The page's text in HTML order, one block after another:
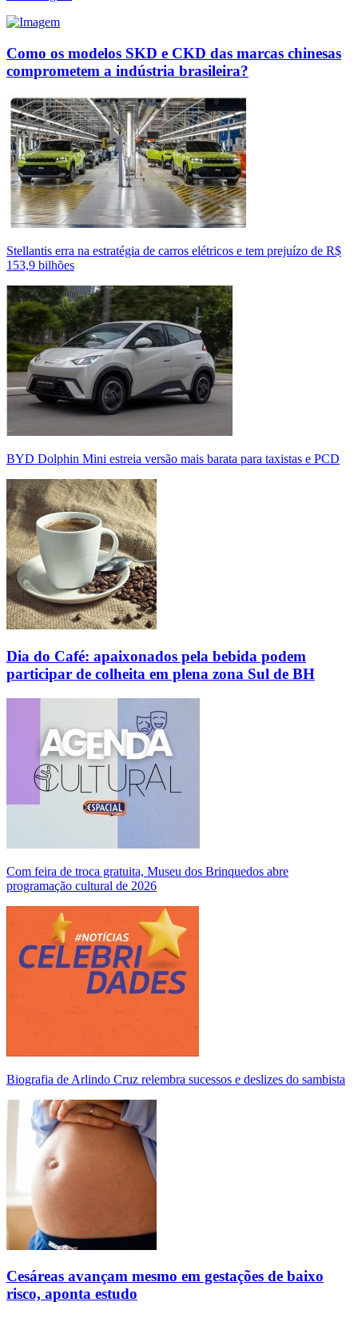
Como os modelos SKD e CKD das marcas chinesas
comprometem a indústria brasileira?
Stellantis erra na estratégia de carros elétricos e tem prejuízo de R$
153,9 bilhões
BYD Dolphin Mini estreia versão mais barata para taxistas e PCD
Dia do Café: apaixonados pela bebida podem
participar de colheita em plena zona Sul de BH
Com feira de troca gratuita, Museu dos Brinquedos abre
programação cultural de 2026
Biografia de Arlindo Cruz relembra sucessos e deslizes do sambista
Cesáreas avançam mesmo em gestações de baixo
risco, aponta estudo